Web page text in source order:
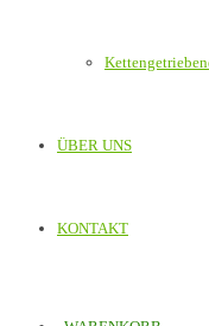
ÜBER UNS
KONTAKT